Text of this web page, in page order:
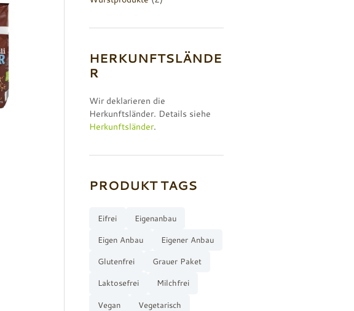
HERKUNFTSLÄNDE
R
Wir deklarieren die
Herkunftsländer. Details siehe
Herkunftsländer.
PRODUKT TAGS
Eifrei
Eigenanbau
Eigen Anbau
Eigener Anbau
Glutenfrei
Grauer Paket
Laktosefrei
Milchfrei
Vegan
Vegetarisch